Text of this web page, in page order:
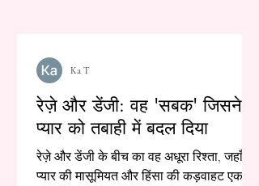
रेज़े और डेंजी: वह 'सबक' जिसने
प्यार को तबाही में बदल दिया
रेज़े और डेंजी के बीच का वह अधूरा रिश्ता, जहाँ
प्यार की मासूमियत और हिंसा की कड़वाहट एक
Ka T